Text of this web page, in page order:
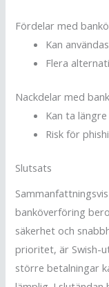
Fördelar med
Kan
Flera
Nackdelar med
Kan ta
Risk för
Slutsats
banköverföring
säkerhet och
prioritet, är Swish-
större betalningar